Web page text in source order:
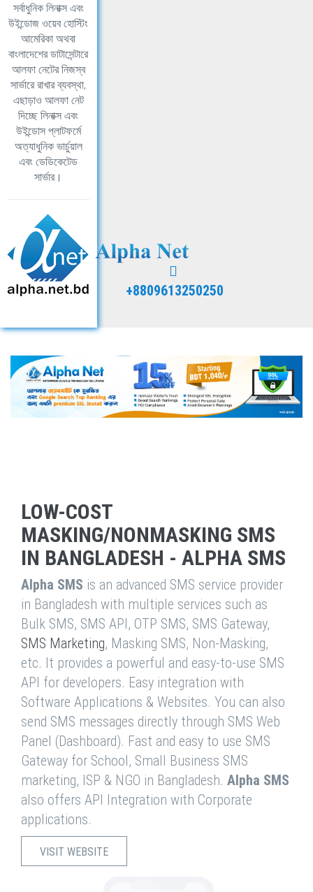
সর্বাধুনিক লিনাক্স এবং
উইন্ডোজ ওয়েব হোস্টিং
আমেরিকা অথবা
বাংলাদেশের ডাটাসেন্টারে
আলফা নেটের নিজস্ব
সার্ভারে রাখার ব্যবস্থা,
এছাড়াও আলফা নেট
দিচ্ছে লিনাক্স এবং
উইন্ডোস প্লাটফর্মে
অত্যাধুনিক ভার্চুয়াল
এবং ডেডিকেটেড
সার্ভার।
+8809613250250
LOW-COST
MASKING/NONMASKING SMS
IN BANGLADESH - ALPHA SMS
Alpha SMS is an advanced SMS service provider
in Bangladesh with multiple services such as
Bulk SMS, SMS API, OTP SMS, SMS Gateway,
SMS Marketing, Masking SMS, Non-Masking,
etc. It provides a powerful and easy-to-use SMS
API for developers. Easy integration with
Software Applications & Websites. You can also
send SMS messages directly through SMS Web
Panel (Dashboard). Fast and easy to use SMS
Gateway for School, Small Business SMS
marketing, ISP & NGO in Bangladesh. Alpha SMS
also offers API Integration with Corporate
applications.
VISIT WEBSITE